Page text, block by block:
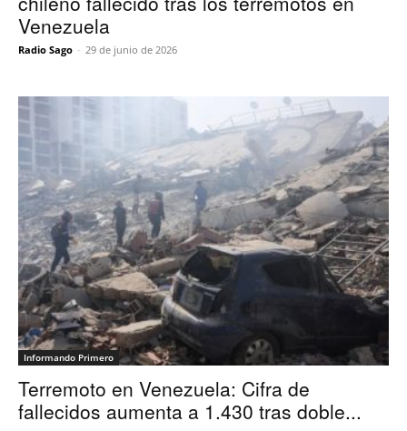
Venezuela
Radio Sago - 29 de junio de 2026
Informando Primero
Terremoto en Venezuela: Cifra de
fallecidos aumenta a 1.430 tras doble...